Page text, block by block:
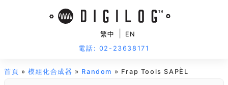
繁中
EN
電話: 02-23638171
首頁 »模組化合成器 » Random » Frap Tools SAPÈL